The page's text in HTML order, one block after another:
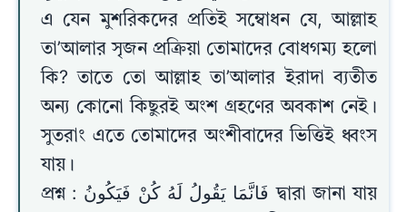
এ যেন মুশরিকদের প্রতিই সম্বোধন যে, আল্লাহ
তা’আলার সৃজন প্রক্রিয়া তোমাদের বোধগম্য হলো
কি? তাতে তো আল্লাহ তা’আলার ইরাদা ব্যতীত
অন্য কোনো কিছুরই অংশ গ্রহণের অবকাশ নেই।
সুতরাং এতে তোমাদের অংশীবাদের ভিত্তিই ধ্বংস
যায়।
প্রশ্ন : فَانَّمَا يَقُولُ لَهُ كُنْ فَيَكُونُ দ্বারা জানা যায়